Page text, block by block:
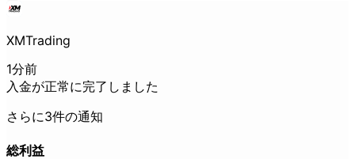
XMTrading
1分前
入金が正常に完了しました
さらに3件の通知
総利益